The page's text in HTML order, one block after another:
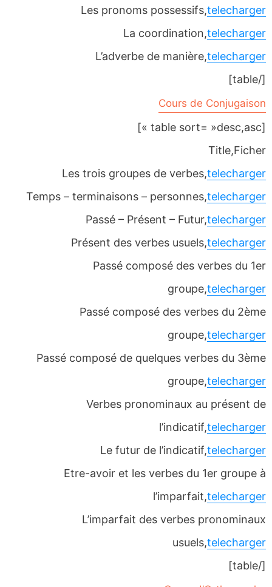
Les pronoms possessifs,telecharger
La coordination,telecharger
L’adverbe de manière,telecharger
[/table]
Cours de Conjugaison
[table sort= »desc,asc »]
Title,Ficher
Les trois groupes de verbes,telecharger
Temps – terminaisons – personnes,telecharger
Passé – Présent – Futur,telecharger
Présent des verbes usuels,telecharger
Passé composé des verbes du 1er
groupe,telecharger
Passé composé des verbes du 2ème
groupe,telecharger
Passé composé de quelques verbes du 3ème
groupe,telecharger
Verbes pronominaux au présent de
l’indicatif,telecharger
Le futur de l’indicatif,telecharger
Etre-avoir et les verbes du 1er groupe à
l’imparfait,telecharger
L’imparfait des verbes pronominaux
usuels,telecharger
[/table]